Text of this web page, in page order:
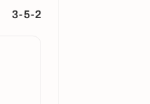
3-5-2